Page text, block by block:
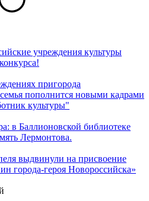
учреждения культуры
пригорода
пополнится новыми кадрами
культуры"
в Баллионовской библиотеке
Лермонтова.
выдвинули на присвоение
города-героя Новороссийска»